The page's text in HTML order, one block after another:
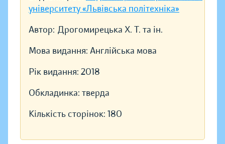
університету «Львівська політехніка»
Автор: Дрогомирецька Х. Т. та ін.
Мова видання: Англійська мова
Рік видання: 2018
Обкладинка: тверда
Кількість сторінок: 180